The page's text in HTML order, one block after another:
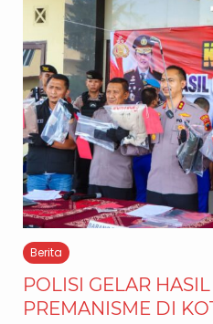
Berita
POLISI GELAR
PREMANISME DI